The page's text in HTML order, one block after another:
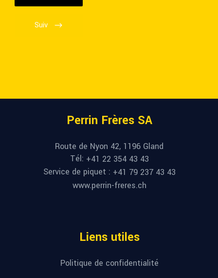
Suiv
Perrin Frères SA
Route de Nyon 42, 1196 Gland
Tél: +41 22 354 43 43
Service de piquet : +41 79 237 43 43
www.perrin-freres.ch
Liens utiles
Politique de confidentialité